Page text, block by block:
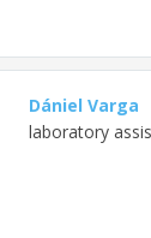
Dániel Varga
laboratory